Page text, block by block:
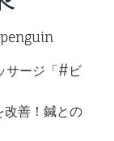
サージ「#ビ
改善！鍼との